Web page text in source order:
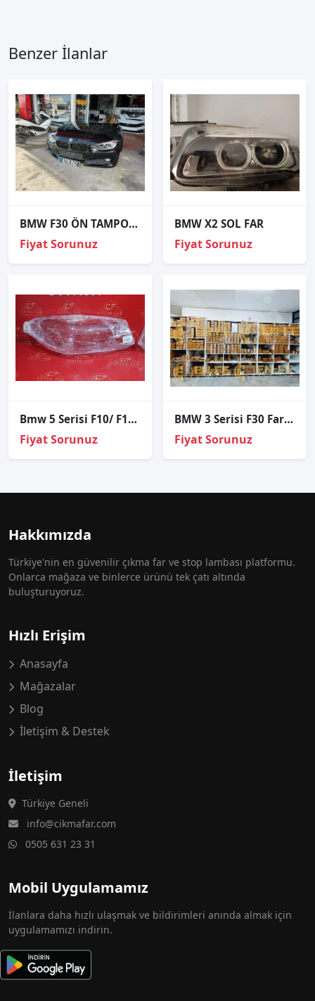
Benzer İlanlar
BMW F30 ÖN TAMPON FAR SETİ DOLU
Fiyat Sorunuz
BMW X2 SOL FAR
Fiyat Sorunuz
Bmw 5 Serisi F10/ F10 Lci Sol Far Cami
Fiyat Sorunuz
BMW 3 Serisi F30 Far Kartı 7316147
Fiyat Sorunuz
Hakkımızda
Türkiye'nin en güvenilir çıkma far ve stop lambası platformu.
Onlarca mağaza ve binlerce ürünü tek çatı altında
buluşturuyoruz.
Hızlı Erişim
Anasayfa
Mağazalar
Blog
İletişim & Destek
İletişim
Türkiye Geneli
info@cikmafar.com
0505 631 23 31
Mobil Uygulamamız
İlanlara daha hızlı ulaşmak ve bildirimleri anında almak için
uygulamamızı indirin.